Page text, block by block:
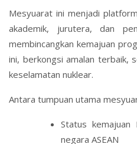
Mesyuarat ini menjadi
akademik, jurutera, dan
membincangkan kemajuan
ini, berkongsi amalan terbaik,
keselamatan nuklear.
Antara tumpuan utama
Status kemajuan
negara ASEAN